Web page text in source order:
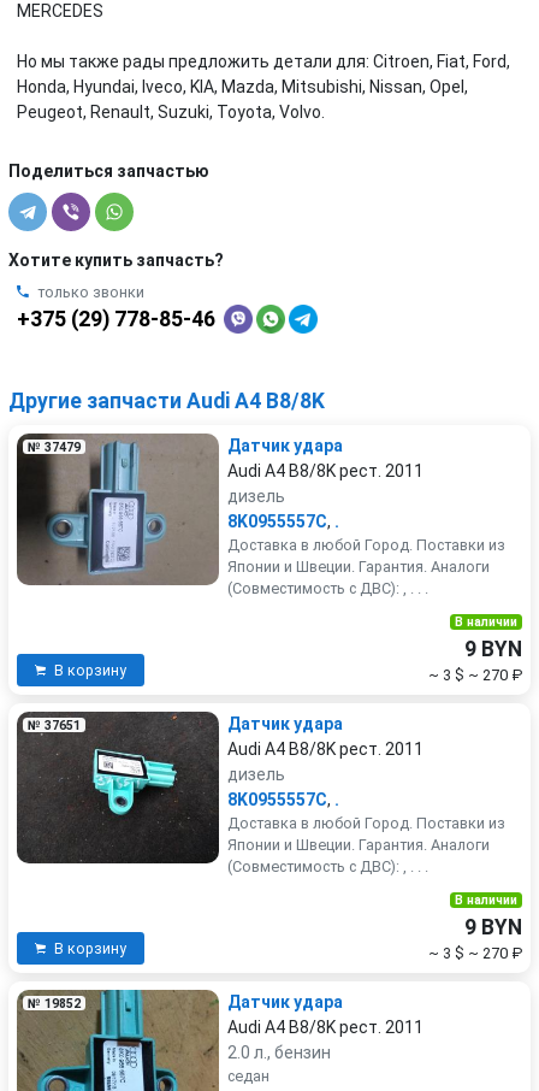
MERCEDES
Но мы также рады предложить детали для: Citroen, Fiat, Ford,
Honda, Hyundai, Iveco, KIA, Mazda, Mitsubishi, Nissan, Opel,
Peugeot, Renault, Suzuki, Toyota, Volvo.
Поделиться запчастью
Хотите купить запчасть?
только звонки
+375 (29) 778-85-46
Другие запчасти Audi A4 B8/8K
№ 37479
Датчик удара
Audi A4 B8/8K рест. 2011
дизель
8K0955557C, .
Доставка в любой Город. Поставки из
Японии и Швеции. Гарантия. Аналоги
(Совместимость с ДВС): , . . .
В корзину
В наличии
9 BYN
~ 3 $ ~ 270 ₽
№ 37651
Датчик удара
Audi A4 B8/8K рест. 2011
дизель
8K0955557C, .
Доставка в любой Город. Поставки из
Японии и Швеции. Гарантия. Аналоги
(Совместимость с ДВС): , . . .
В корзину
В наличии
9 BYN
~ 3 $ ~ 270 ₽
№ 19852
Датчик удара
Audi A4 B8/8K рест. 2011
2.0 л., бензин
седан